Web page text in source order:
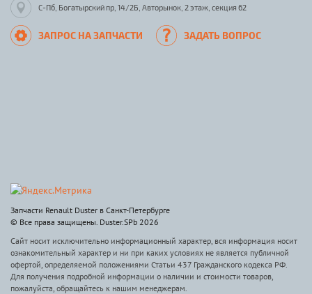
С-Пб, Богатырский пр, 14/2Б, Авторынок, 2 этаж, секция 62
ЗАПРОС НА ЗАПЧАСТИ ЗАДАТЬ ВОПРОС
Запчасти Renault Duster в Санкт-Петербурге
© Все права защищены. Duster.SPb 2026
Сайт носит исключительно информационный характер, вся информация носит
ознакомительный характер и ни при каких условиях не является публичной
офертой, определяемой положениями Статьи 437 Гражданского кодекса РФ.
Для получения подробной информации о наличии и стоимости товаров,
пожалуйста, обращайтесь к нашим менеджерам.